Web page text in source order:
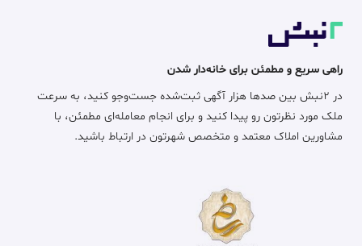
راهی سریع و مطمئن برای خانه‌دار شدن
در ۲نبش بین صدها هزار آگهی ثبت‌شده جست‌وجو کنید، به سرعت
ملک مورد نظرتون رو پیدا کنید و برای انجام معامله‌ای مطمئن، با
مشاورین املاک معتمد و متخصص شهرتون در ارتباط باشید.